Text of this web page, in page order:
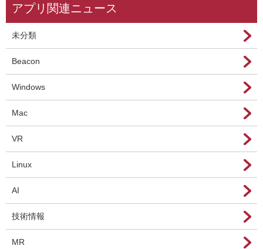
アプリ関連ニュース
未分類
Beacon
Windows
Mac
VR
Linux
AI
技術情報
MR